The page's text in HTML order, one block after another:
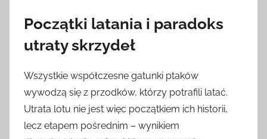
Początki latania i paradoks
utraty skrzydeł
Wszystkie współczesne gatunki ptaków
wywodzą się z przodków, którzy potrafili latać.
Utrata lotu nie jest więc początkiem ich historii,
lecz etapem pośrednim – wynikiem